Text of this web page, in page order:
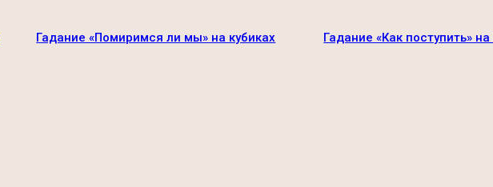
Гадание «Помиримся ли мы» на кубиках Гадание «Как поступить» на